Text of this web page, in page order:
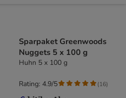
Sparpaket Greenwoods
Nuggets 5 x 100 g
Huhn 5 x 100 g
Rating: 4.9/5 (16)